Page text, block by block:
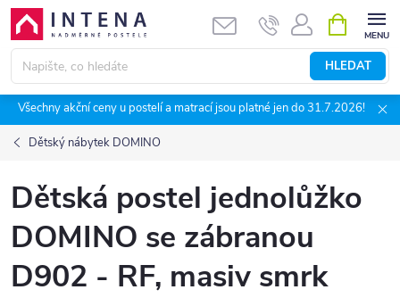
Přejít
obsah
HLEDAT
NÁKUPNÍ
KOŠÍK
Všechny akční ceny u postelí a matrací jsou platné jen do 31.7.2026!
Dětský nábytek DOMINO
Dětská postel jednolůžko
DOMINO se zábranou
D902 - RF, masiv smrk